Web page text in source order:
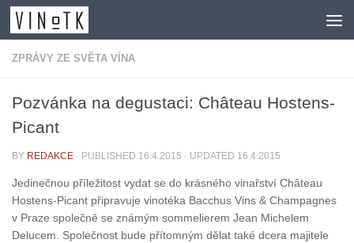
Skip to content
ZPRÁVY ZE SVĚTA VÍNA
Pozvánka na degustaci: Château Hostens-
Picant
BY REDAKCE · PUBLISHED 16.4.2015 · UPDATED 16.4.2015
Jedinečnou příležitost vydat se do krásného vinařství Château
Hostens-Picant připravuje vinotéka Bacchus Vins & Champagnes
v Praze společně se známým sommelierem Jean Michelem
Delucem. Společnost bude přítomným dělat také dcera majitele